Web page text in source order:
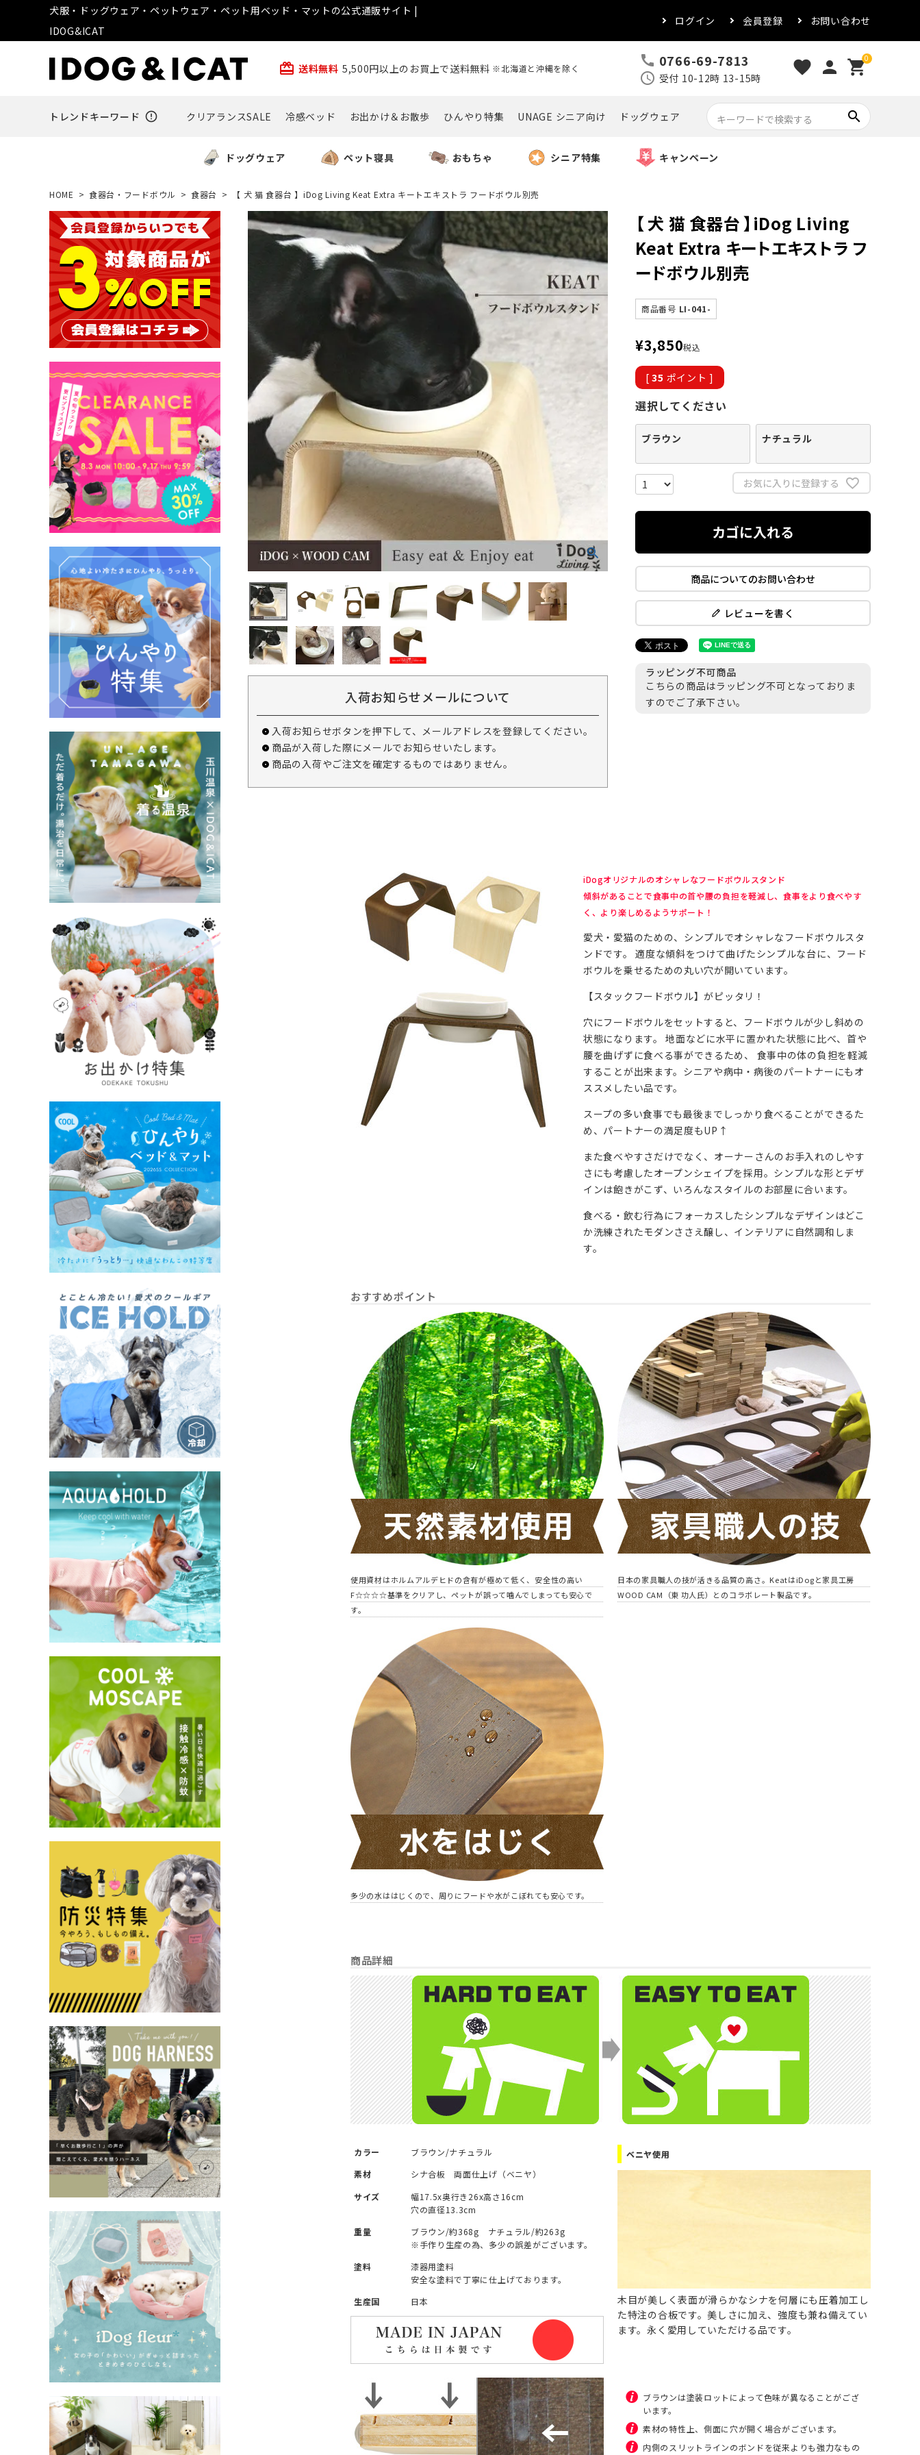
犬服・ドッグウェア・ペットウェア・ペット用ベッド・マットの公式通販サイト |
IDOG&ICAT
ログイン 会員登録 お問い合わせ
card_giftcard 送料無料 5,500円以上のお買上で送料無料 ※北海道と沖縄を除く call 0766-69-7813
schedule 受付 10-12時 13-15時
favorite person 0
shopping_cart
トレンドキーワード error_outline クリアランスSALE 冷感ベッド お出かけ＆お散歩 ひんやり特集 UNAGE シニア向け ドッグウェア search
ドッグウェア ペット寝具 おもちゃ シニア特集 キャンペーン
HOME 食器台・フードボウル 食器台 【 犬 猫 食器台 】iDog Living Keat Extra キートエキストラ フードボウル別売
入荷お知らせメールについて
入荷お知らせボタンを押下して、メールアドレスを登録してください。
商品が入荷した際にメールでお知らせいたします。
商品の入荷やご注文を確定するものではありません。
【 犬 猫 食器台 】iDog Living
Keat Extra キートエキストラ フ
ードボウル別売
商品番号 LI-041-
¥3,850税込
[ 35 ポイント ]
選択してください
ブラウン ナチュラル
お気に入りに登録する
カゴに入れる
商品についてのお問い合わせ
レビューを書く
ラッピング不可商品
こちらの商品はラッピング不可となっておりま
すのでご了承下さい。
iDogオリジナルのオシャレなフードボウルスタンド
傾斜があることで食事中の首や腰の負担を軽減し、食事をより食べやす
く、より楽しめるようサポート！
愛犬・愛猫のための、シンプルでオシャレなフードボウルスタ
ンドです。 適度な傾斜をつけて曲げたシンプルな台に、フード
ボウルを乗せるための丸い穴が開いています。
【スタックフードボウル】がピッタリ！
穴にフードボウルをセットすると、フードボウルが少し斜めの
状態になります。 地面などに水平に置かれた状態に比べ、首や
腰を曲げずに食べる事ができるため、 食事中の体の負担を軽減
することが出来ます。シニアや病中・病後のパートナーにもオ
ススメしたい品です。
スープの多い食事でも最後までしっかり食べることができるた
め、パートナーの満足度もUP↑
また食べやすさだけでなく、オーナーさんのお手入れのしやす
さにも考慮したオープンシェイプを採用。シンプルな形とデザ
インは飽きがこず、いろんなスタイルのお部屋に合います。
食べる・飲む行為にフォーカスしたシンプルなデザインはどこ
か洗練されたモダンささえ醸し、インテリアに自然調和しま
す。
おすすめポイント
使用資材はホルムアルデヒドの含有が極めて低く、安全性の高い
F☆☆☆☆基準をクリアし、ペットが誤って噛んでしまっても安心で
す。
日本の家具職人の技が活きる品質の高さ。KeatはiDogと家具工房
WOOD CAM（東 功人氏）とのコラボレート製品です。
多少の水ははじくので、周りにフードや水がこぼれても安心です。
商品詳細
カラー
ブラウン/ナチュラル
素材
シナ合板 両面仕上げ（ベニヤ）
サイズ
幅17.5x奥行き26x高さ16cm
穴の直径13.3cm
重量
ブラウン/約368g ナチュラル/約263g
※手作り生産の為、多少の誤差がございます。
塗料
漆器用塗料
安全な塗料で丁寧に仕上げております。
生産国
日本
ベニヤ使用
木目が美しく表面が滑らかなシナを何層にも圧着加工し
た特注の合板です。美しさに加え、強度も兼ね備えてい
ます。永く愛用していただける品です。
ブラウンは塗装ロットによって色味が異なることがござ
います。
素材の特性上、側面に穴が開く場合がございます。
内側のスリットラインのボンドを従来よりも強力なもの